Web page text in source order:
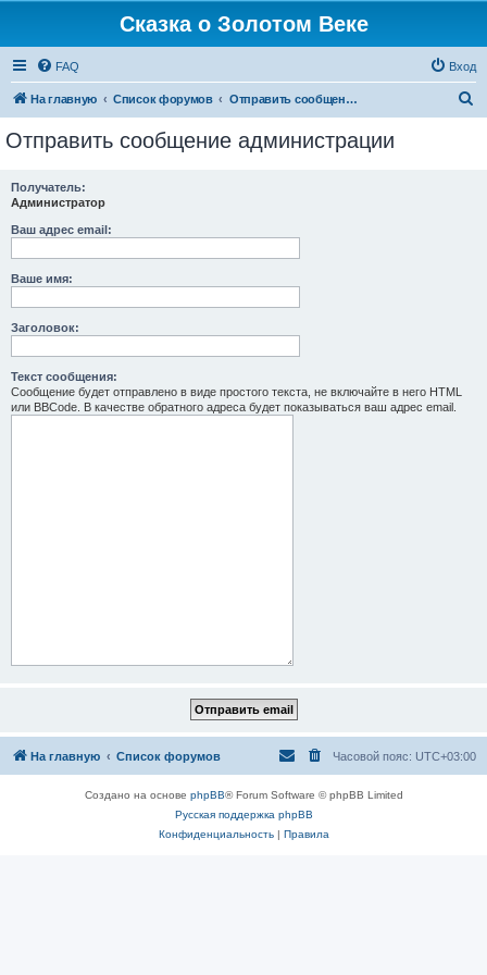
Сказка о Золотом Веке
FAQ Вход
На главную Список форумов Отправить сообщение администрации
Отправить сообщение администрации
Получатель:
Администратор
Ваш адрес email:
Ваше имя:
Заголовок:
Текст сообщения:
Сообщение будет отправлено в виде простого текста, не включайте в него HTML
или BBCode. В качестве обратного адреса будет показываться ваш адрес email.
На главную Список форумов Часовой пояс: UTC+03:00
Создано на основе phpBB® Forum Software © phpBB Limited
Русская поддержка phpBB
Конфиденциальность| Правила